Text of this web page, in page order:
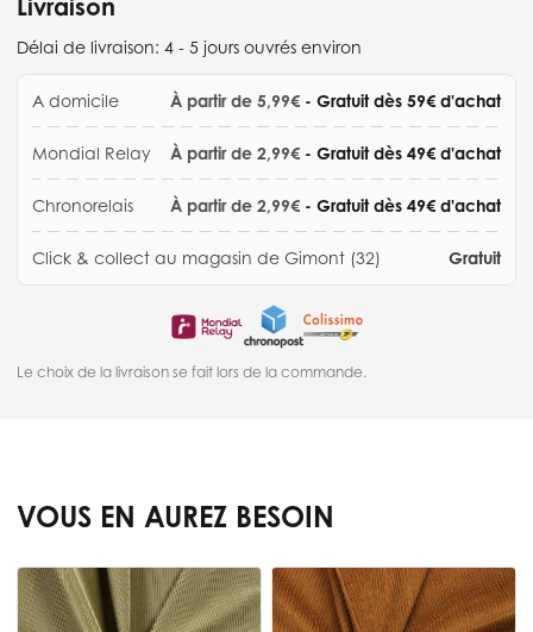
Livraison
Délai de livraison: 4 - 5 jours ouvrés environ
A domicile À partir de 5,99€ - Gratuit dès 59€ d'achat
Mondial Relay À partir de 2,99€ - Gratuit dès 49€ d'achat
Chronorelais À partir de 2,99€ - Gratuit dès 49€ d'achat
Click & collect au magasin de Gimont (32) Gratuit
Le choix de la livraison se fait lors de la commande.
VOUS EN AUREZ BESOIN
Press to skip carousel